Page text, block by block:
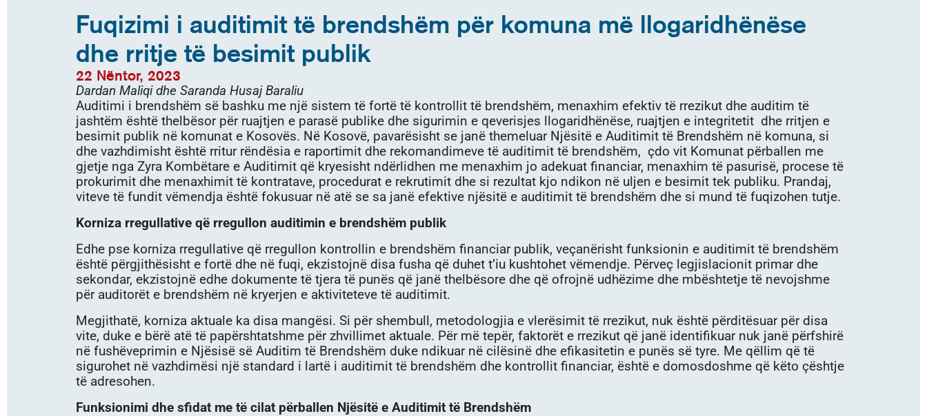
Fuqizimi i auditimit të brendshëm për komuna më llogaridhënëse
dhe rritje të besimit publik
22 Nëntor, 2023
Dardan Maliqi dhe Saranda Husaj Baraliu
Auditimi i brendshëm së bashku me një sistem të fortë të kontrollit të brendshëm, menaxhim efektiv të rrezikut dhe auditim të
jashtëm është thelbësor për ruajtjen e parasë publike dhe sigurimin e qeverisjes llogaridhënëse, ruajtjen e integritetit dhe rritjen e
besimit publik në komunat e Kosovës. Në Kosovë, pavarësisht se janë themeluar Njësitë e Auditimit të Brendshëm në komuna, si
dhe vazhdimisht është rritur rëndësia e raportimit dhe rekomandimeve të auditimit të brendshëm, çdo vit Komunat përballen me
gjetje nga Zyra Kombëtare e Auditimit që kryesisht ndërlidhen me menaxhim jo adekuat financiar, menaxhim të pasurisë, procese të
prokurimit dhe menaxhimit të kontratave, procedurat e rekrutimit dhe si rezultat kjo ndikon në uljen e besimit tek publiku. Prandaj,
viteve të fundit vëmendja është fokusuar në atë se sa janë efektive njësitë e auditimit të brendshëm dhe si mund të fuqizohen tutje.
Korniza rregullative që rregullon auditimin e brendshëm publik
Edhe pse korniza rregullative që rregullon kontrollin e brendshëm financiar publik, veçanërisht funksionin e auditimit të brendshëm
është përgjithësisht e fortë dhe në fuqi, ekzistojnë disa fusha që duhet t’iu kushtohet vëmendje. Përveç legjislacionit primar dhe
sekondar, ekzistojnë edhe dokumente të tjera të punës që janë thelbësore dhe që ofrojnë udhëzime dhe mbështetje të nevojshme
për auditorët e brendshëm në kryerjen e aktiviteteve të auditimit.
Megjithatë, korniza aktuale ka disa mangësi. Si për shembull, metodologjia e vlerësimit të rrezikut, nuk është përditësuar për disa
vite, duke e bërë atë të papërshtatshme për zhvillimet aktuale. Për më tepër, faktorët e rrezikut që janë identifikuar nuk janë përfshirë
në fushëveprimin e Njësisë së Auditim të Brendshëm duke ndikuar në cilësinë dhe efikasitetin e punës së tyre. Me qëllim që të
sigurohet në vazhdimësi një standard i lartë i auditimit të brendshëm dhe kontrollit financiar, është e domosdoshme që këto çështje
të adresohen.
Funksionimi dhe sfidat me të cilat përballen Njësitë e Auditimit të Brendshëm